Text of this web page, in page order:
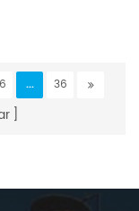
... 36